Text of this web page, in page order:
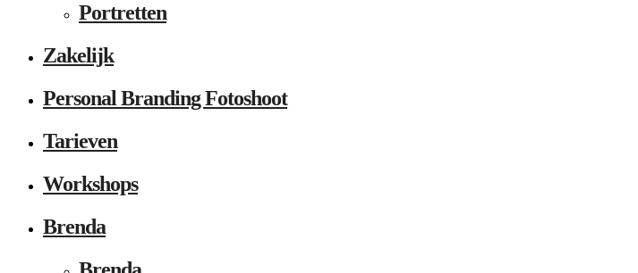
Portretten
Zakelijk
Personal Branding Fotoshoot
Tarieven
Workshops
Brenda